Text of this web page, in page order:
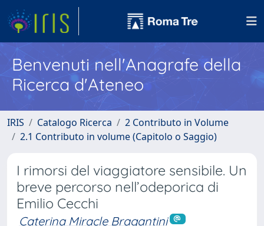
Benvenuti nell'Anagrafe della
Ricerca d'Ateneo
IRIS Catalogo Ricerca
2 Contributo in Volume
2.1 Contributo in volume (Capitolo o Saggio)
I rimorsi del viaggiatore sensibile. Un
breve percorso nell’odeporica di
Emilio Cecchi
Caterina Miracle Bragantini